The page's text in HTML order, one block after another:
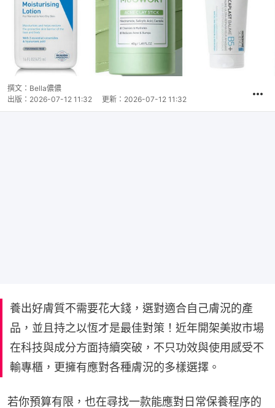
撰文： Bella儂儂
出版： 2026-07-12 11:32 更新： 2026-07-12 11:32
養出好膚質不需要花大錢，選對適合自己膚況的產
品，並且持之以恆才是最佳對策！近年開架美妝市場
在科技與成分方面持續突破，不只功效與使用感受不
輸專櫃，更擁有應對各種膚況的多樣選擇。
若你預算有限，也在尋找一款能應對日常保養程序的